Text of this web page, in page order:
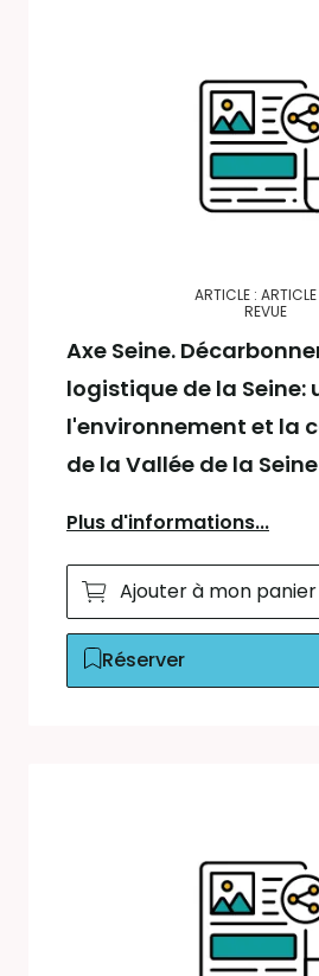
ARTICLE : ARTICLE
REVUE
Axe Seine.
logistique de la Seine:
l'environnement et la
de la Vallée de la Seine
Plus d'informations...
Ajouter à mon panier
Réserver